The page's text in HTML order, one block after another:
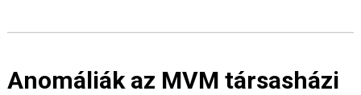
Anomáliák az MVM társasházi